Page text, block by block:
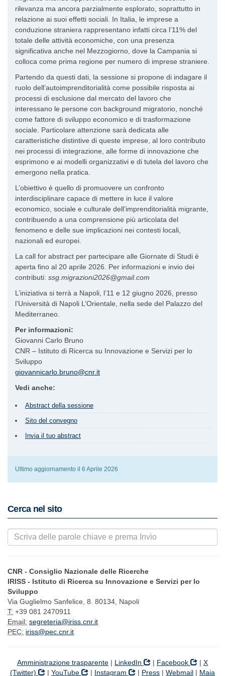
rilevanza ma ancora parzialmente esplorato, soprattutto in
relazione ai suoi effetti sociali. In Italia, le imprese a
conduzione straniera rappresentano infatti circa l’11% del
totale delle attività economiche, con una presenza
significativa anche nel Mezzogiorno, dove la Campania si
colloca come prima regione per numero di imprese straniere.
Partendo da questi dati, la sessione si propone di indagare il
ruolo dell’autoimprenditorialità come possibile risposta ai
processi di esclusione dal mercato del lavoro che
interessano le persone con background migratorio, nonché
come fattore di sviluppo economico e di trasformazione
sociale. Particolare attenzione sarà dedicata alle
caratteristiche distintive di queste imprese, al loro contributo
nei processi di integrazione, alle forme di innovazione che
esprimono e ai modelli organizzativi e di tutela del lavoro che
emergono nella pratica.
L’obiettivo è quello di promuovere un confronto
interdisciplinare capace di mettere in luce il valore
economico, sociale e culturale dell’imprenditorialità migrante,
contribuendo a una comprensione più articolata del
fenomeno e delle sue implicazioni nei contesti locali,
nazionali ed europei.
La call for abstract per partecipare alle Giornate di Studi è
aperta fino al 20 aprile 2026. Per informazioni e invio dei
contributi: ssg.migrazioni2026@gmail.com
L’iniziativa si terrà a Napoli, l’11 e 12 giugno 2026, presso
l’Università di Napoli L’Orientale, nella sede del Palazzo del
Mediterraneo.
Per informazioni:
Giovanni Carlo Bruno
CNR – Istituto di Ricerca su Innovazione e Servizi per lo
Sviluppo
giovannicarlo.bruno@cnr.it
Vedi anche:
Abstract della sessione
Sito del convegno
Invia il tuo abstract
Ultimo aggiornamento il 6 Aprile 2026
Cerca nel sito
CNR - Consiglio Nazionale delle Ricerche
IRISS - Istituto di Ricerca su Innovazione e Servizi per lo
Sviluppo
Via Guglielmo Sanfelice, 8. 80134, Napoli
T: +39 081 2470911
Email: segreteria@iriss.cnr.it
PEC: iriss@pec.cnr.it
Amministrazione trasparente | LinkedIn | Facebook | X
(Twitter)
| YouTube | Instagram | Press | Webmail | Maia